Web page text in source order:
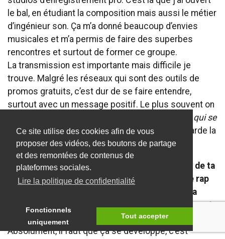
Ce site utilise des cookies afin de vous
proposer des vidéos, des boutons de partage
et des remontées de contenus de
plateformes sociales.
Lire la politique de confidentialité
Fonctionnels
uniquement
Tout accepter
le bal, en étudiant la composition mais aussi le métier
d’ingénieur son. Ça m’a donné beaucoup d’envies
musicales et m’a permis de faire des superbes
rencontres et surtout de former ce groupe.
La transmission est importante mais difficile je
trouve. Malgré les réseaux qui sont des outils de
promos gratuits, c’est dur de se faire entendre,
surtout avec un message positif. Le plus souvent on
C’est lassant, on en a marre des gens qui se
plaignent, parlez d’autres choses…». Mais on garde la
confiance et on crée de notre côté !
Avec le parcours universitaire assez atypique de ta
mère, notamment dans sa volonté d’utiliser le rap
comme instrument éducatif, on imagine que la
portée élévatrice et émancipatrice du Mouvement
est importante pour toi ?
Absolument, il faut que ça se développe, c’est